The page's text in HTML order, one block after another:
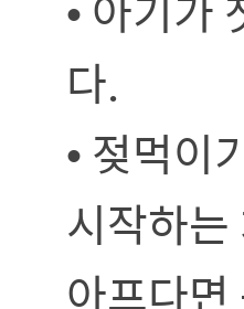
다.
• 젖먹이
시작하
아프다